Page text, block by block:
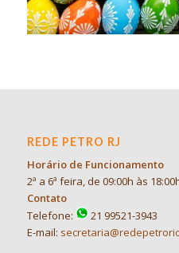
REDE PETRO RJ
Horário de Funcionamento
2ª a 6ª feira, de 09:00h às
Contato
Telefone:
21 99521-3943
E-mail: